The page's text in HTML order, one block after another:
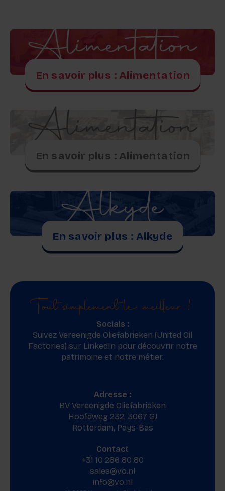
Alimentation
En savoir plus : Alimentation
Alimentation
En savoir plus : Alimentation
Alkyde
En savoir plus : Alkyde
Tout simplement le meilleur !
Socials :
Suivez Vereenigde Oliefabrieken (United Oil
Factories) sur LinkedIn pour découvrir notre
patrimoine et notre métier.
Adresse :
BV Vereenigde Oliefabrieken
Hoofdweg 232, 3067 GJ
Rotterdam, Pays-Bas
Contact
+31 10 286 80 80
sales@vo.nl
info@vo.nl